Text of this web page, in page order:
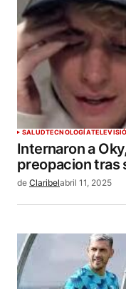
SALUDTECNOLOGÍA
Internaron a
preopacion tras
de Claribelabril 11, 2025